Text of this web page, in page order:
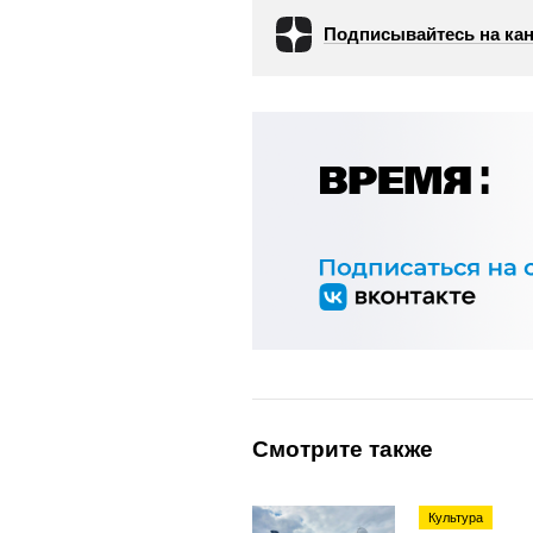
Подписывайтесь на
Смотрите также
Культура